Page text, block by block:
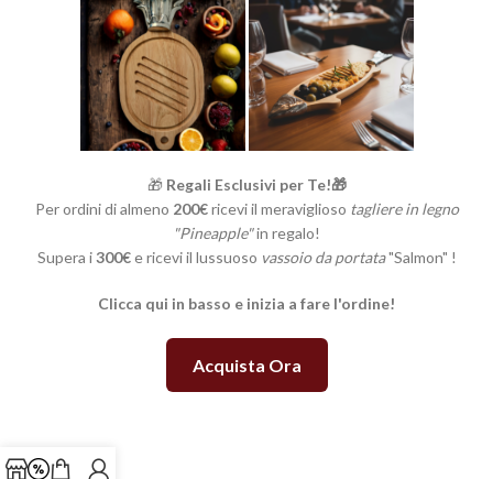
🎁 Regali Esclusivi per Te!🎁
Per ordini di almeno 200€ricevi il meraviglioso tagliere in legno
"Pineapple"in regalo!
Supera i300€e ricevi il lussuoso vassoio da portata"Salmon" !
Clicca qui in basso e inizia a fare l'ordine!
Acquista Ora